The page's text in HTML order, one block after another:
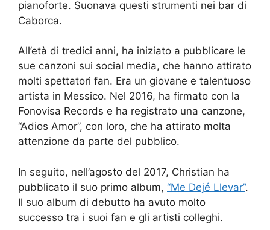
pianoforte. Suonava questi strumenti nei bar di
Caborca.
All’età di tredici anni, ha iniziato a pubblicare le
sue canzoni sui social media, che hanno attirato
molti spettatori fan. Era un giovane e talentuoso
artista in Messico. Nel 2016, ha firmato con la
Fonovisa Records e ha registrato una canzone,
“Adios Amor”, con loro, che ha attirato molta
attenzione da parte del pubblico.
In seguito, nell’agosto del 2017, Christian ha
pubblicato il suo primo album, “Me Dejé Llevar”.
Il suo album di debutto ha avuto molto
successo tra i suoi fan e gli artisti colleghi.